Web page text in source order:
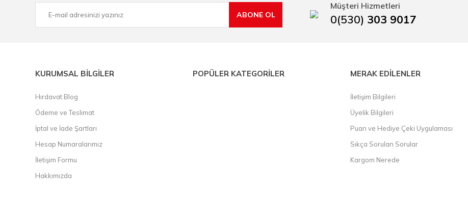
ABONE OL
Müşteri Hizmetleri
0(530) 303 9017
KURUMSAL BİLGİLER
Hırdavat Blog
Ödeme ve Teslimat
İptal ve İade Şartları
Hesap Numaralarımız
İletişim Formu
Hakkımızda
POPÜLER KATEGORİLER MERAK EDİLENLER
İletişim Bilgileri
Üyelik Bilgileri
Puan ve Hediye Çeki Uygulaması
Sıkça Sorulan Sorular
Kargom Nerede